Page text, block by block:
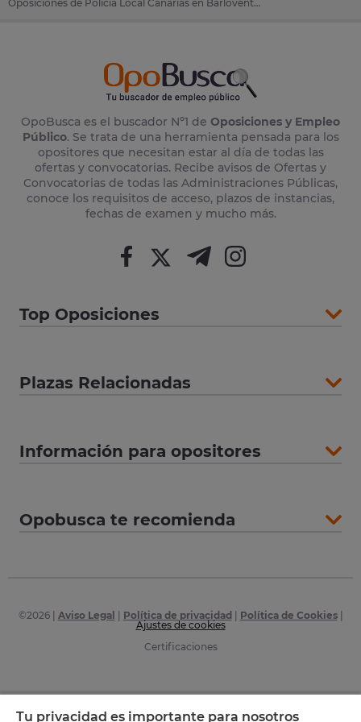
Oposiciones de Policía Local Canarias en Barlovento (Tenerife)
OpoBusca es el buscador Nº1 de Oposiciones y Empleo
Público. Se trata de una herramienta pensada para los
opositores que necesitan estar al día de todas las
ofertas y convocatorias. Recibe avisos de Ofertas y
Convocatorias de todas las Administraciones Públicas,
conoce los requisitos de acceso, plazos de instancias,
fechas de examen y mucho más.
Top Oposiciones
Plazas Relacionadas
Información para opositores
Opobusca te recomienda
©2026| Aviso Legal Política de privacidad Política de Cookies|
Ajustes de cookies
Certificaciones
Tu privacidad es importante para nosotros